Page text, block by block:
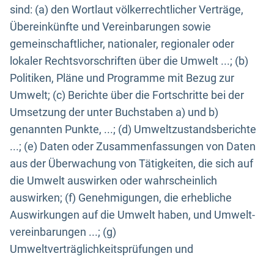
sind: (a) den Wortlaut völkerrechtlicher Verträge,
Übereinkünfte und Vereinbarungen sowie
gemeinschaftlicher, nationaler, regionaler oder
lokaler Rechtsvorschriften über die Umwelt ...; (b)
Politiken, Pläne und Programme mit Bezug zur
Umwelt; (c) Berichte über die Fortschritte bei der
Umsetzung der unter Buchstaben a) und b)
genannten Punkte, ...; (d) Umweltzustandsberichte
...; (e) Daten oder Zusammenfassungen von Daten
aus der Überwachung von Tätigkeiten, die sich auf
die Umwelt auswirken oder wahrscheinlich
auswirken; (f) Genehmigungen, die erhebliche
Auswirkungen auf die Umwelt haben, und Umwelt-
vereinbarungen ...; (g)
Umweltverträglichkeitsprüfungen und